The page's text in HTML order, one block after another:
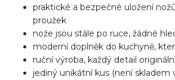
praktické a bezpečné uložení
proužek
nože jsou stále po ruce, žádné
moderní doplněk do kuchyně,
ruční výroba, každý detail
jediný unikátní kus (není skladem